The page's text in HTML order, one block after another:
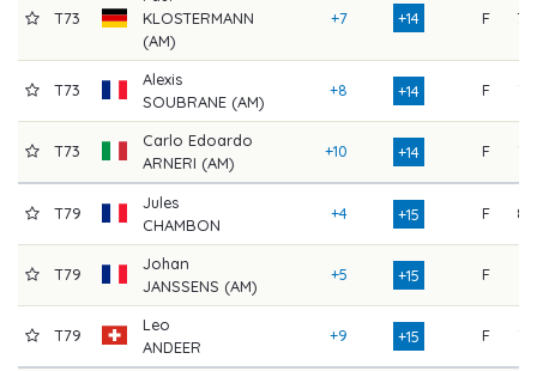
T73
KLOSTERMANN
(AM)
+7 +14 F 78
T73
Alexis
SOUBRANE (AM)
+8 +14 F 77
T73
Carlo Edoardo
ARNERI (AM)
+10 +14 F 75
T79
Jules
CHAMBON
+4 +15 F 82
T79
Johan
JANSSENS (AM)
+5 +15 F
T79
Leo
ANDEER
+9 +15 F 77